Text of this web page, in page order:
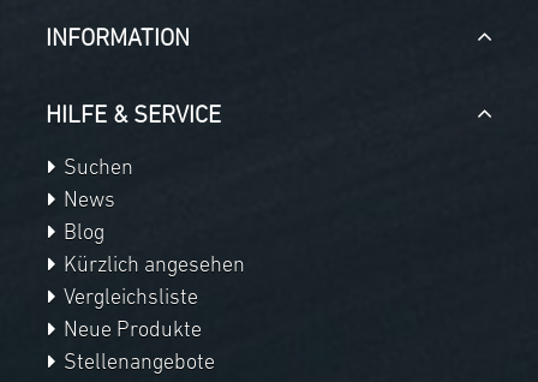
INFORMATION
HILFE & SERVICE
Suchen
News
Blog
Kürzlich angesehen
Vergleichsliste
Neue Produkte
Stellenangebote